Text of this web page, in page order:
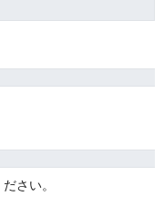
さい。